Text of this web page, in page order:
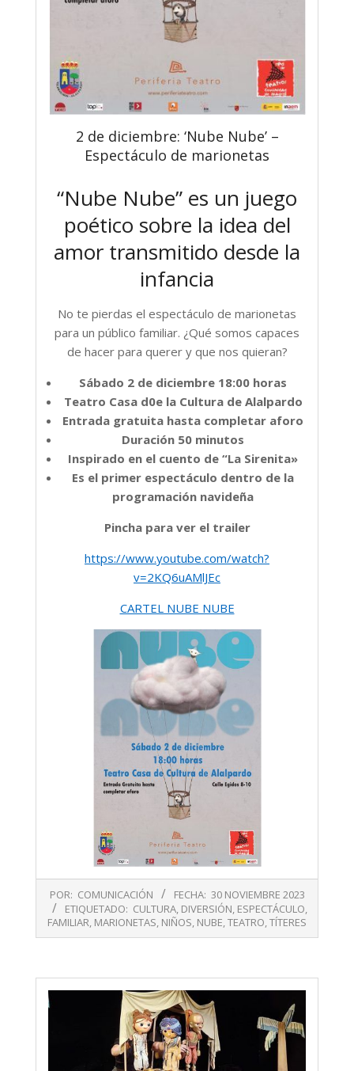
2 de diciembre: ‘Nube Nube’ –
Espectáculo de marionetas
“Nube Nube” es un juego
poético sobre la idea del
amor transmitido desde la
infancia
No te pierdas el espectáculo de marionetas
para un público familiar. ¿Qué somos capaces
de hacer para querer y que nos quieran?
Sábado 2 de diciembre 18:00 horas
Teatro Casa d0e la Cultura de Alalpardo
Entrada gratuita hasta completar aforo
Duración 50 minutos
Inspirado en el cuento de “La Sirenita»
Es el primer espectáculo dentro de la
programación navideña
Pincha para ver el trailer
https://www.youtube.com/watch?
v=2KQ6uAMlJEc
CARTEL NUBE NUBE
11-
30
POR: COMUNICACIÓN FECHA: 30 NOVIEMBRE 2023
ETIQUETADO: CULTURA, DIVERSIÓN, ESPECTÁCULO,
FAMILIAR, MARIONETAS, NIÑOS, NUBE,TEATRO,TÍTERES